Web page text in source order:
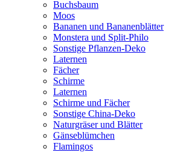
Buchsbaum
Moos
Bananen und Bananenblätter
Monstera und Split-Philo
Sonstige Pflanzen-Deko
Laternen
Fächer
Schirme
Laternen
Schirme und Fächer
Sonstige China-Deko
Naturgräser und Blätter
Gänseblümchen
Flamingos